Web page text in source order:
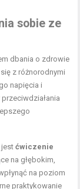
sobie ze
dbania o zdrowie
z różnorodnymi
napięcia i
jestćwiczenie
na głębokim,
na poziom
praktykowanie